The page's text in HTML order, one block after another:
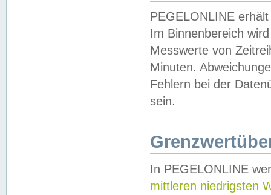
PEGELONLINE
Im Binnenbereich
Messwerte von
Minuten.
Fehlern bei der
sein.
In PEGELONLINE
mittleren niedrigsten